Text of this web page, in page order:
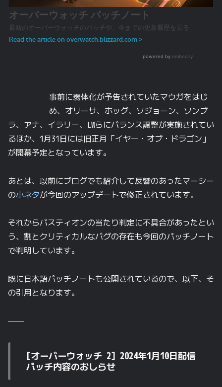
事前に弱体化が予告されていたマウガをはじ
め、オリーサ、ホッグ、ソジョーン、ソンブ
ラ、アナ、イラリー、LWらにバランス調整が実施されてい
るほか、1月31日には旧正月「イヤー・オブ・ドラゴン」
が開幕予定となっています。
あとは、以前にブログでも紹介して反響のあったマーシー
の小ネタが今回のアップデートで修正されています。
それからバスティオンの当たり判定に不具合があったとい
う、割とクリティカルなバグの存在も今回のパッチノート
で判明しています。
既に日本語パッチノートも公開されているので、以下、そ
の引用となります。
————
[オーバーウォッチ 2] 2024年1月10日配信
パッチ内容のおしらせ